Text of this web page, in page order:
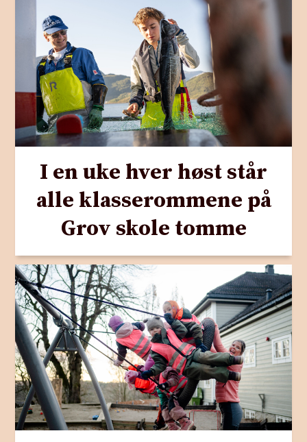
I en uke hver høst står
alle klasserommene på
Grov skole tomme